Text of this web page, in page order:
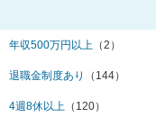
年収500万円以上 （2）
退職金制度あり （144）
4週8休以上 （120）